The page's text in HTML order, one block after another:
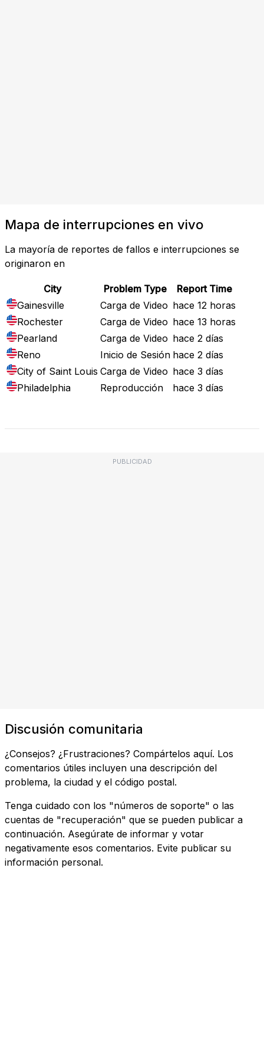
Mapa de interrupciones en vivo
La mayoría de reportes de fallos e interrupciones se
originaron en
City Problem Type
Report Time
Gainesville
Carga de Video hace 12 horas
Rochester
Carga de Video hace 13 horas
Pearland
Carga de Video hace 2 días
Reno
Inicio de Sesión hace 2 días
City of Saint Louis Carga de Video hace 3 días
Philadelphia
Reproducción
hace 3 días
PUBLICIDAD
Discusión comunitaria
¿Consejos? ¿Frustraciones? Compártelos aquí. Los
comentarios útiles incluyen una descripción del
problema, la ciudad y el código postal.
Tenga cuidado con los "números de soporte" o las
cuentas de "recuperación" que se pueden publicar a
continuación. Asegúrate de informar y votar
negativamente esos comentarios. Evite publicar su
información personal.